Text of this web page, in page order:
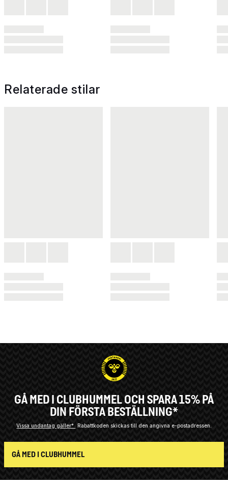
Relaterade stilar
GÅ MED I CLUBHUMMEL OCH SPARA 15% PÅ
DIN FÖRSTA BESTÄLLNING*
Vissa undantag gäller* Rabattkoden skickas till den angivna e-postadressen.
GÅ MED I CLUBHUMMEL